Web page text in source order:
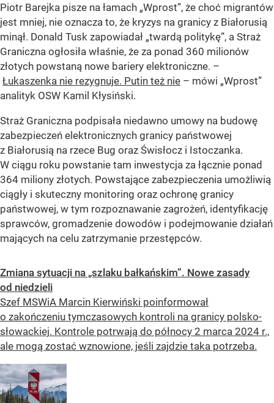
Piotr Barejka pisze na łamach „Wprost”, że choć migrantów
jest mniej, nie oznacza to, że kryzys na granicy z Białorusią
minął. Donald Tusk zapowiadał „twardą politykę”, a Straż
Graniczna ogłosiła właśnie, że za ponad 360 milionów
złotych powstaną nowe bariery elektroniczne. –
Łukaszenka nie rezygnuje. Putin też nie – mówi „Wprost”
analityk OSW Kamil Kłysiński.
Straż Graniczna podpisała niedawno umowy na budowę
zabezpieczeń elektronicznych granicy państwowej
z Białorusią na rzece Bug oraz Świsłocz i Istoczanka.
W ciągu roku powstanie tam inwestycja za łącznie ponad
364 miliony złotych. Powstające zabezpieczenia umożliwią
ciągły i skuteczny monitoring oraz ochronę granicy
państwowej, w tym rozpoznawanie zagrożeń, identyfikację
sprawców, gromadzenie dowodów i podejmowanie działań
mających na celu zatrzymanie przestępców.
Zmiana sytuacji na „szlaku bałkańskim”. Nowe zasady
od niedzieli
Szef MSWiA Marcin Kierwiński poinformował
o zakończeniu tymczasowych kontroli na granicy polsko-
słowackiej. Kontrole potrwają do północy 2 marca 2024 r.,
ale mogą zostać wznowione, jeśli zajdzie taka potrzeba.